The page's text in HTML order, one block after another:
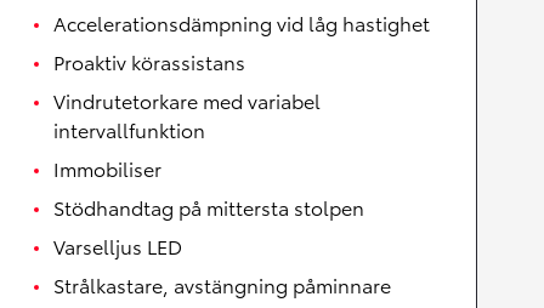
Accelerationsdämpning vid låg hastighet
Proaktiv körassistans
Vindrutetorkare med variabel
intervallfunktion
Immobiliser
Stödhandtag på mittersta stolpen
Varselljus LED
Strålkastare, avstängning påminnare